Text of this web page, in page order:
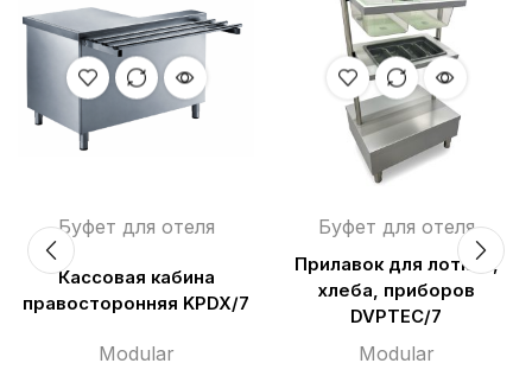
Буфет для отеля
Кассовая кабина
правосторонняя KPDX/7
Modular
Буфет для отеля
Прилавок для лотков,
хлеба, приборов
DVPTEC/7
Modular